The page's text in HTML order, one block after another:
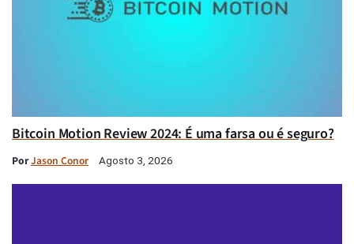
Bitcoin Motion Review 2024: É uma farsa ou é seguro?
PorJason Conor Agosto 3, 2026